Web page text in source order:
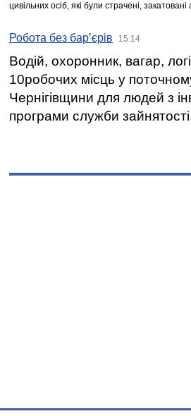
цивільних осіб, які були страчені,
Робота без бар’єрів 15:14
Водій, охоронник, вагар,
10робочих місць у
Чернігівщини для людей з
програми служби